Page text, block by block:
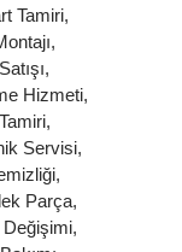
Tamiri,
,
,
Hizmeti,
,
Servisi,
,
Parça,
,